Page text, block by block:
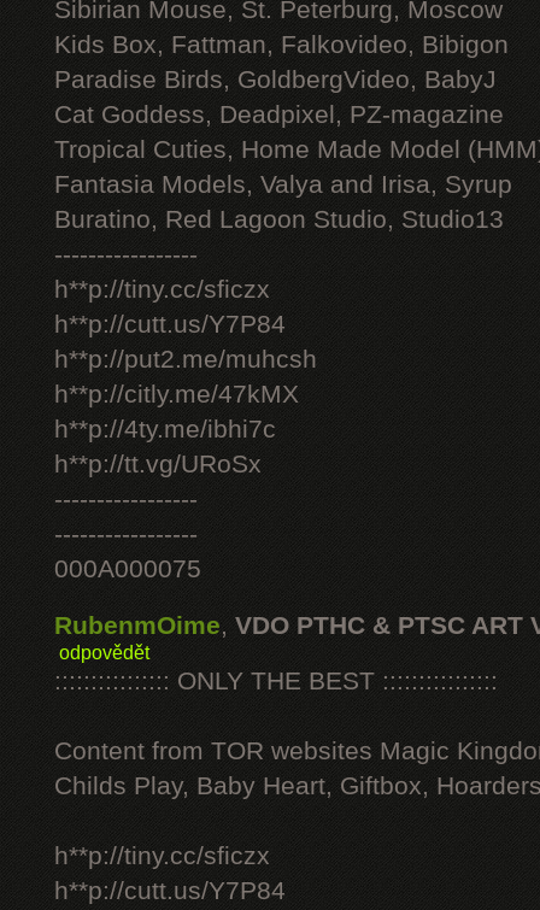
Sibirian Mouse, St. Peterburg, Moscow
Kids Box, Fattman, Falkovideo, Bibigon
Paradise Birds, GoldbergVideo, BabyJ
Cat Goddess, Deadpixel, PZ-magazine
Tropical Cuties, Home Made Model
Fantasia Models, Valya and Irisa, Syrup
Buratino, Red Lagoon Studio, Studio13
-----------------
h**p://tiny.cc/sficzx
h**p://cutt.us/Y7P84
h**p://put2.me/muhcsh
h**p://citly.me/47kMX
h**p://4ty.me/ibhi7c
h**p://tt.vg/URoSx
-----------------
-----------------
000A000075
RubenmOime, VDO PTHC & PTSC ART
odpovědět
:::::::::::::::: ONLY THE BEST ::::::::::::::::
Content from TOR websites Magic
Childs Play, Baby Heart, Giftbox,
h**p://tiny.cc/sficzx
h**p://cutt.us/Y7P84